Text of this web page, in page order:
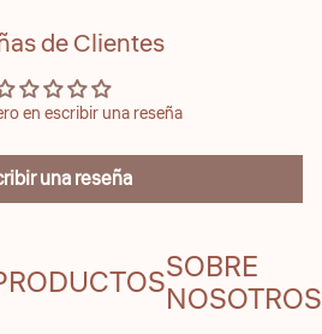
de Clientes
en escribir una reseña
una reseña
SOBRE
NOSOTROS